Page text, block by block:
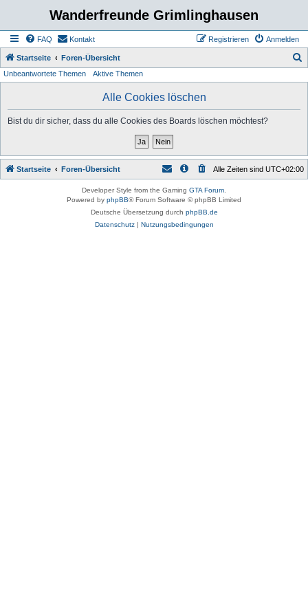
Wanderfreunde Grimlinghausen
FAQ Kontakt Anmelden
Registrieren
Startseite Foren-Übersicht
Unbeantwortete Themen Aktive Themen
Alle Cookies löschen
Bist du dir sicher, dass du alle Cookies des Boards löschen möchtest?
Startseite Foren-Übersicht Alle Zeiten sind UTC+02:00
Developer Style from the Gaming GTA Forum
Powered by phpBB® Forum Software © phpBB Limited
Deutsche Übersetzung durch phpBB.de
Datenschutz| Nutzungsbedingungen